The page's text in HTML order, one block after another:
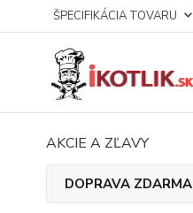
ŠPECIFIKÁCIA TOVARU
AKCIE A ZĽAVY
DOPRAVA ZDARMA